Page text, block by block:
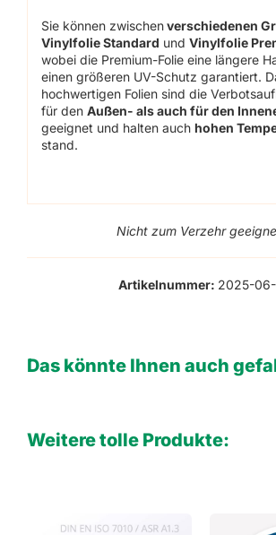
Sie können zwischenverschiedenen
Vinylfolie Standard undVinylfolie
wobei die Premium-Folie eine längere
einen größeren UV-Schutz garantiert.
hochwertigen Folien sind die
für denAußen- als auch für den
geeignet und halten auch hohen
stand.
Nicht zum Verzehr
Artikelnummer: 2025-
Das könnte Ihnen auch
Weitere tolle Produkte: